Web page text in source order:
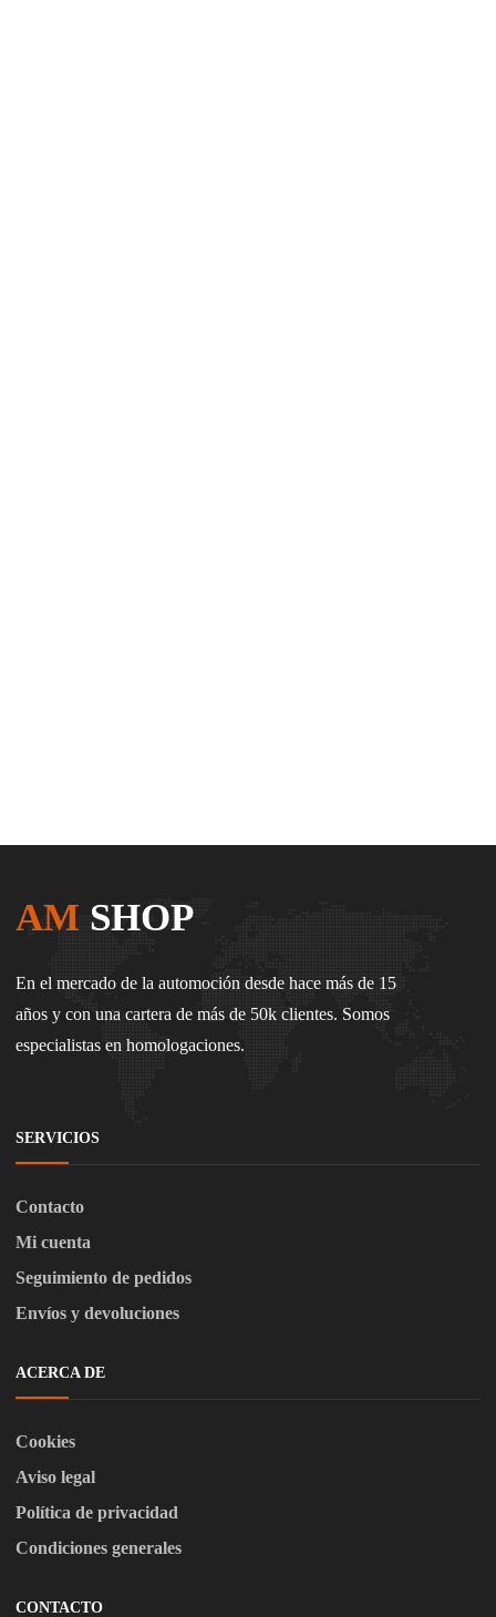
AM SHOP
En el mercado de la automoción desde hace más de 15
años y con una cartera de más de 50k clientes. Somos
especialistas en homologaciones.
SERVICIOS
Contacto
Mi cuenta
Seguimiento de pedidos
Envíos y devoluciones
ACERCA DE
Cookies
Aviso legal
Política de privacidad
Condiciones generales
CONTACTO